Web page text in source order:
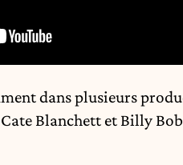
dans plusieurs
Blanchett et Billy